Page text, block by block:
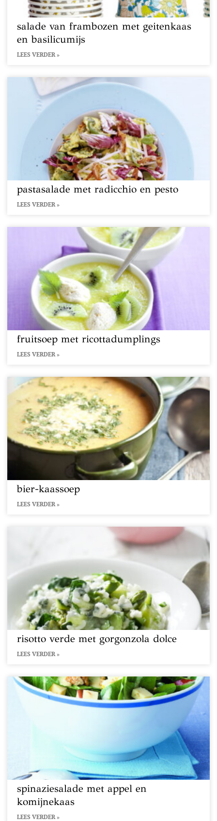
salade van frambozen met geitenkaas
en basilicumijs
LEES VERDER »
pastasalade met radicchio en pesto
LEES VERDER »
fruitsoep met ricottadumplings
LEES VERDER »
bier-kaassoep
LEES VERDER »
risotto verde met gorgonzola dolce
LEES VERDER »
spinaziesalade met appel en
komijnekaas
LEES VERDER »